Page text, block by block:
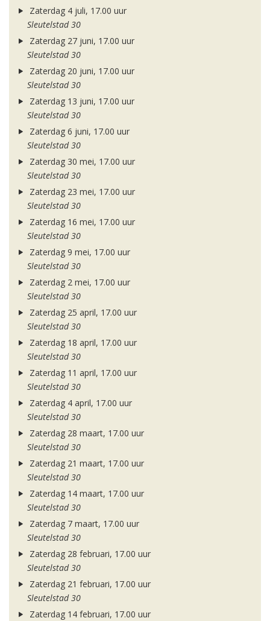
Zaterdag 4 juli, 17.00 uur
Sleutelstad 30
Zaterdag 27 juni, 17.00 uur
Sleutelstad 30
Zaterdag 20 juni, 17.00 uur
Sleutelstad 30
Zaterdag 13 juni, 17.00 uur
Sleutelstad 30
Zaterdag 6 juni, 17.00 uur
Sleutelstad 30
Zaterdag 30 mei, 17.00 uur
Sleutelstad 30
Zaterdag 23 mei, 17.00 uur
Sleutelstad 30
Zaterdag 16 mei, 17.00 uur
Sleutelstad 30
Zaterdag 9 mei, 17.00 uur
Sleutelstad 30
Zaterdag 2 mei, 17.00 uur
Sleutelstad 30
Zaterdag 25 april, 17.00 uur
Sleutelstad 30
Zaterdag 18 april, 17.00 uur
Sleutelstad 30
Zaterdag 11 april, 17.00 uur
Sleutelstad 30
Zaterdag 4 april, 17.00 uur
Sleutelstad 30
Zaterdag 28 maart, 17.00 uur
Sleutelstad 30
Zaterdag 21 maart, 17.00 uur
Sleutelstad 30
Zaterdag 14 maart, 17.00 uur
Sleutelstad 30
Zaterdag 7 maart, 17.00 uur
Sleutelstad 30
Zaterdag 28 februari, 17.00 uur
Sleutelstad 30
Zaterdag 21 februari, 17.00 uur
Sleutelstad 30
Zaterdag 14 februari, 17.00 uur